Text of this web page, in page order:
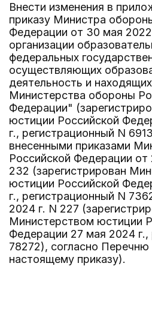
Внести изменения в
приказу Министра
Федерации от 30 мая
организации
федеральных
осуществляющих
деятельность и
Министерства обороны
Федерации"
юстиции Российской
г., регистрационный N
внесенными приказами
Российской Федерации от
232 (зарегистрирован
юстиции Российской
г., регистрационный N
2024 г. N 227
Министерством юстиции
Федерации 27 мая 2024 г.,
78272), согласно
настоящему приказу).